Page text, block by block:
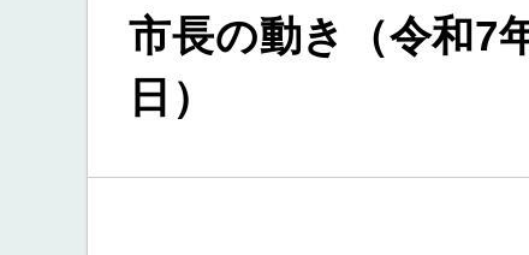
市長の動き（令和7
日）